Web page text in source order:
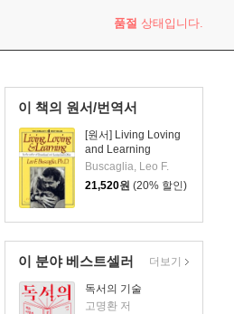
품절 상태입니다.
이 책의 원서/번역서
[원서] Living Loving
and Learning
Buscaglia, Leo F.
21,520원 (20% 할인)
이 분야 베스트셀러
독서의 기술
고명환 저
더보기